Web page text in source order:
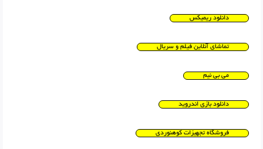
دانلود ریمیکس
تماشای آنلاین فیلم و سریال
می بی نیم
دانلود بازی اندروید
فروشگاه تجهیزات کوهنوردی